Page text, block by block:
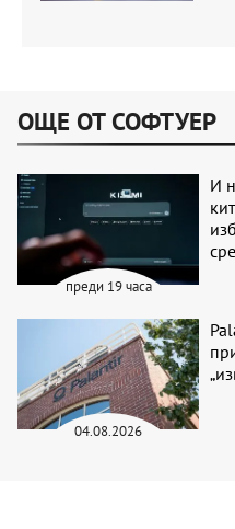
ОЩЕ ОТ СОФТУЕР
преди 19 часа
И
04.08.2026